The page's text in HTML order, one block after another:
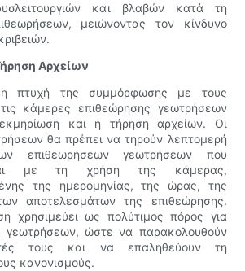
και βλαβών κατά τη
μειώνοντας τον κίνδυνο
Αρχείων
πτυχή της συμμόρφωσης με τους
κάμερες επιθεώρησης γεωτρήσεων
και η τήρηση αρχείων. Οι
θα πρέπει να τηρούν λεπτομερή
επιθεωρήσεων γεωτρήσεων που
με τη χρήση της κάμερας,
της ημερομηνίας, της ώρας, της
αποτελεσμάτων της επιθεώρησης.
χρησιμεύει ως πολύτιμος πόρος για
γεωτρήσεων, ώστε να παρακολουθούν
τους και να επαληθεύουν τη
κανονισμούς.